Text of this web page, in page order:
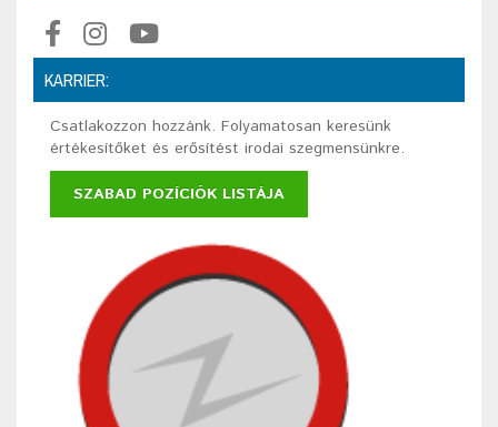
KARRIER:
Csatlakozzon hozzánk. Folyamatosan keresünk
értékesítőket és erősítést irodai szegmensünkre.
SZABAD POZÍCIÓK LISTÁJA